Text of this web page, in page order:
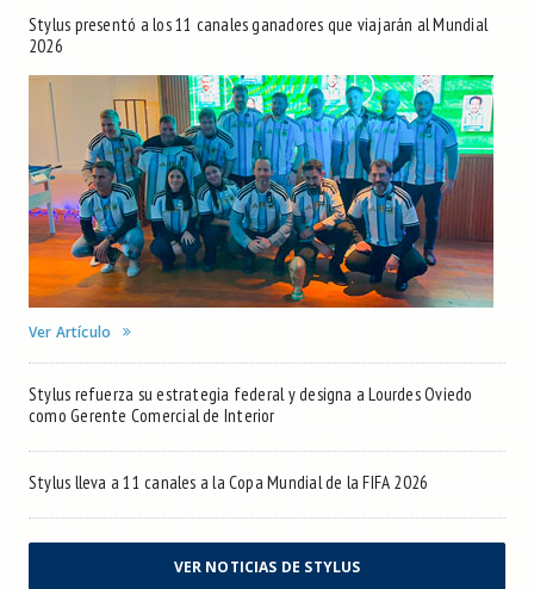
Stylus presentó a los 11 canales ganadores que viajarán al Mundial
2026
Ver Artículo
Stylus refuerza su estrategia federal y designa a Lourdes Oviedo
como Gerente Comercial de Interior
Stylus lleva a 11 canales a la Copa Mundial de la FIFA 2026
VER NOTICIAS DE STYLUS